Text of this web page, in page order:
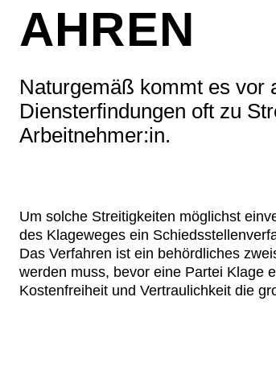
AHREN
Naturgemäß kommt es vor
Diensterfindungen oft zu
Arbeitnehmer:in.
Um solche Streitigkeiten möglichst
des Klageweges ein
Das Verfahren ist ein behördliches
werden muss, bevor eine Partei Klage
Kostenfreiheit und Vertraulichkeit die